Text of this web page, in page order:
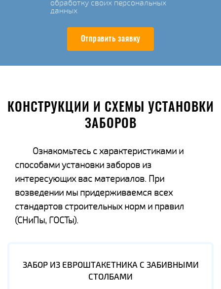
обработку своих персональных
данных
Отправить заявку
КОНСТРУКЦИИ И СХЕМЫ УСТАНОВКИ
ЗАБОРОВ
Ознакомьтесь с характеристиками и
способами установки заборов из
интересующих вас материалов. При
возведении мы придерживаемся всех
стандартов строительных норм и правил
(СНиПы, ГОСТы).
ЗАБОР ИЗ ЕВРОШТАКЕТНИКА С ЗАБИВНЫМИ
СТОЛБАМИ